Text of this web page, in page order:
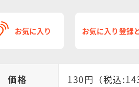
お気に入り お気に入り登録
価格 130円（税込